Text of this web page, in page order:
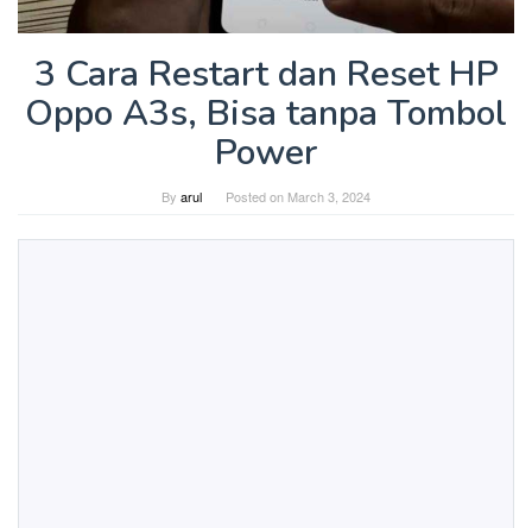
3 Cara Restart dan Reset HP
Oppo A3s, Bisa tanpa Tombol
Power
By arul Posted on March 3, 2024